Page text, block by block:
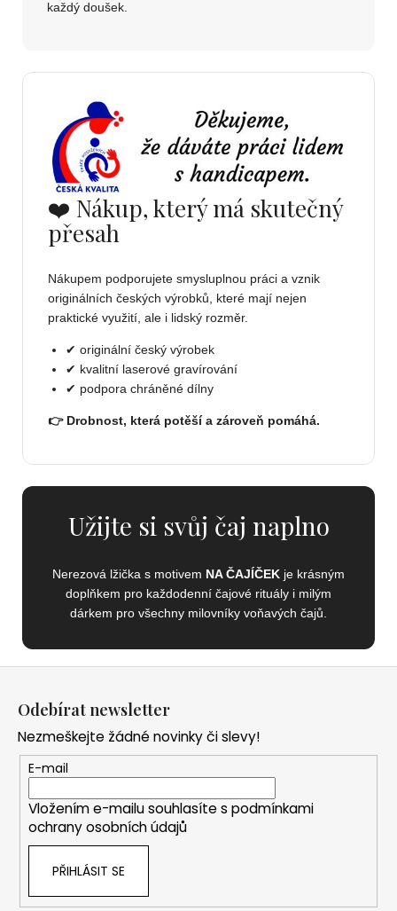
každý doušek.
❤️ Nákup, který má skutečný
přesah
Nákupem podporujete smysluplnou práci a vznik
originálních českých výrobků, které mají nejen
praktické využití, ale i lidský rozměr.
✔ originální český výrobek
✔ kvalitní laserové gravírování
✔ podpora chráněné dílny
👉 Drobnost, která potěší a zároveň pomáhá.
Užijte si svůj čaj naplno
Nerezová lžička s motivem NA ČAJÍČEK je krásným
doplňkem pro každodenní čajové rituály i milým
dárkem pro všechny milovníky voňavých čajů.
Odebírat newsletter
Nezmeškejte žádné novinky či slevy!
E-mail
Vložením e-mailu souhlasíte s podmínkami
ochrany osobních údajů
PŘIHLÁSIT SE